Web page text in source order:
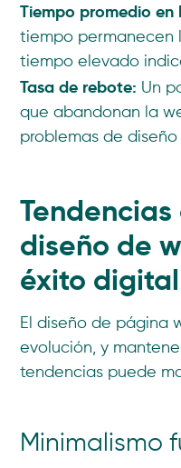
Tiempo promedio en
tiempo permanecen
tiempo elevado
Tasa de rebote: Un
que abandonan la
problemas de
diseño de
éxito digital
El diseño de página
evolución, y
tendencias puede
Minimalismo